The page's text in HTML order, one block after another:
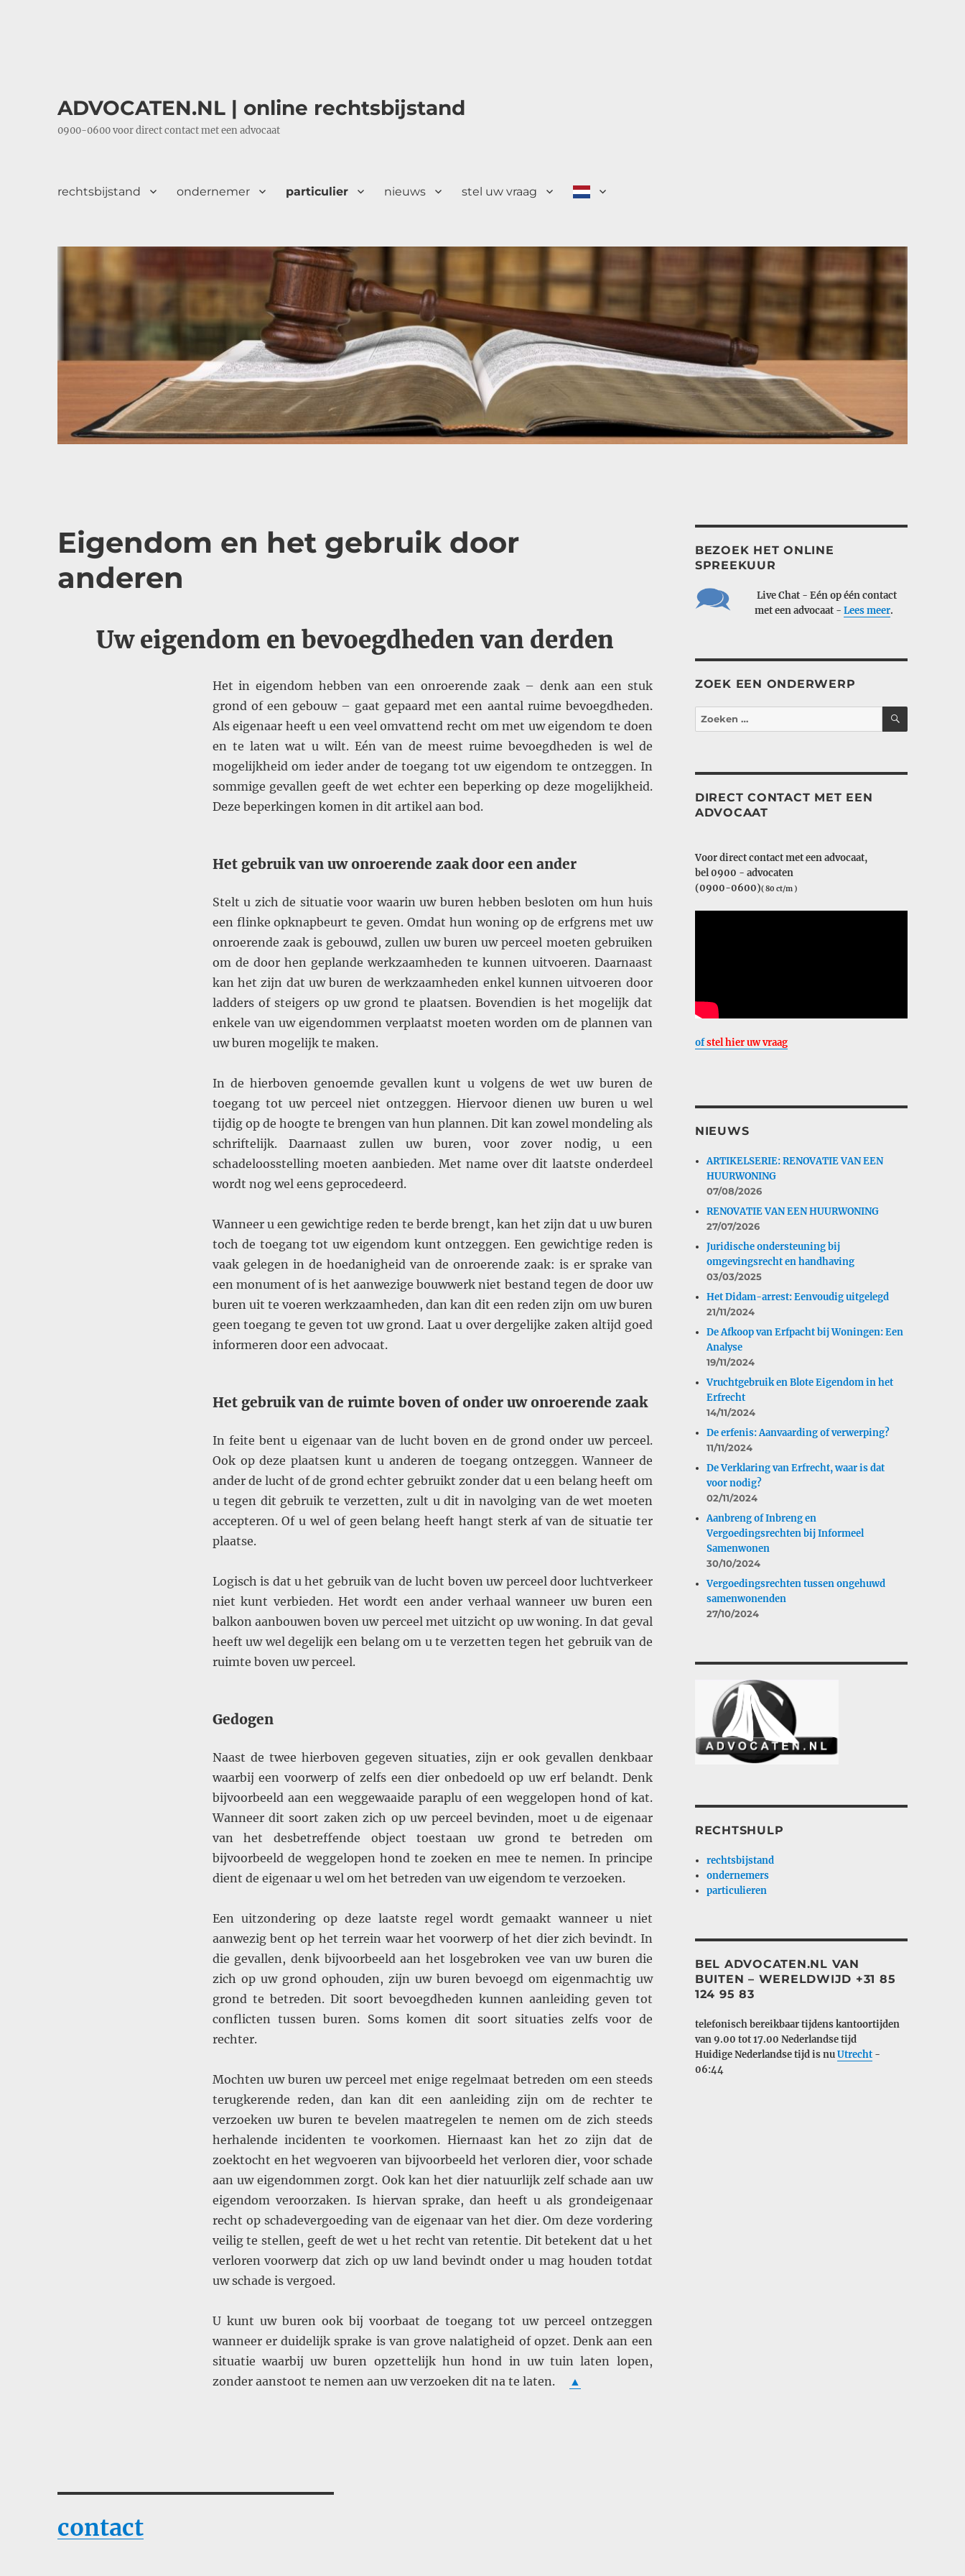
ADVOCATEN.NL | online rechtsbijstand
0900-0600 voor direct contact met een advocaat
rechtsbijstand ondernemer particulier nieuws stel uw vraag
Eigendom en het gebruik door
anderen
Uw eigendom en bevoegdheden van derden
Het in eigendom hebben van een onroerende zaak – denk aan een stuk
grond of een gebouw – gaat gepaard met een aantal ruime bevoegdheden.
Als eigenaar heeft u een veel omvattend recht om met uw eigendom te doen
en te laten wat u wilt. Eén van de meest ruime bevoegdheden is wel de
mogelijkheid om ieder ander de toegang tot uw eigendom te ontzeggen. In
sommige gevallen geeft de wet echter een beperking op deze mogelijkheid.
Deze beperkingen komen in dit artikel aan bod.
Het gebruik van uw onroerende zaak door een ander
Stelt u zich de situatie voor waarin uw buren hebben besloten om hun huis
een flinke opknapbeurt te geven. Omdat hun woning op de erfgrens met uw
onroerende zaak is gebouwd, zullen uw buren uw perceel moeten gebruiken
om de door hen geplande werkzaamheden te kunnen uitvoeren. Daarnaast
kan het zijn dat uw buren de werkzaamheden enkel kunnen uitvoeren door
ladders of steigers op uw grond te plaatsen. Bovendien is het mogelijk dat
enkele van uw eigendommen verplaatst moeten worden om de plannen van
uw buren mogelijk te maken.
In de hierboven genoemde gevallen kunt u volgens de wet uw buren de
toegang tot uw perceel niet ontzeggen. Hiervoor dienen uw buren u wel
tijdig op de hoogte te brengen van hun plannen. Dit kan zowel mondeling als
schriftelijk. Daarnaast zullen uw buren, voor zover nodig, u een
schadeloosstelling moeten aanbieden. Met name over dit laatste onderdeel
wordt nog wel eens geprocedeerd.
Wanneer u een gewichtige reden te berde brengt, kan het zijn dat u uw buren
toch de toegang tot uw eigendom kunt ontzeggen. Een gewichtige reden is
vaak gelegen in de hoedanigheid van de onroerende zaak: is er sprake van
een monument of is het aanwezige bouwwerk niet bestand tegen de door uw
buren uit te voeren werkzaamheden, dan kan dit een reden zijn om uw buren
geen toegang te geven tot uw grond. Laat u over dergelijke zaken altijd goed
informeren door een advocaat.
Het gebruik van de ruimte boven of onder uw onroerende zaak
In feite bent u eigenaar van de lucht boven en de grond onder uw perceel.
Ook op deze plaatsen kunt u anderen de toegang ontzeggen. Wanneer de
ander de lucht of de grond echter gebruikt zonder dat u een belang heeft om
u tegen dit gebruik te verzetten, zult u dit in navolging van de wet moeten
accepteren. Of u wel of geen belang heeft hangt sterk af van de situatie ter
plaatse.
Logisch is dat u het gebruik van de lucht boven uw perceel door luchtverkeer
niet kunt verbieden. Het wordt een ander verhaal wanneer uw buren een
balkon aanbouwen boven uw perceel met uitzicht op uw woning. In dat geval
heeft uw wel degelijk een belang om u te verzetten tegen het gebruik van de
ruimte boven uw perceel.
Gedogen
Naast de twee hierboven gegeven situaties, zijn er ook gevallen denkbaar
waarbij een voorwerp of zelfs een dier onbedoeld op uw erf belandt. Denk
bijvoorbeeld aan een weggewaaide paraplu of een weggelopen hond of kat.
Wanneer dit soort zaken zich op uw perceel bevinden, moet u de eigenaar
van het desbetreffende object toestaan uw grond te betreden om
bijvoorbeeld de weggelopen hond te zoeken en mee te nemen. In principe
dient de eigenaar u wel om het betreden van uw eigendom te verzoeken.
Een uitzondering op deze laatste regel wordt gemaakt wanneer u niet
aanwezig bent op het terrein waar het voorwerp of het dier zich bevindt. In
die gevallen, denk bijvoorbeeld aan het losgebroken vee van uw buren die
zich op uw grond ophouden, zijn uw buren bevoegd om eigenmachtig uw
grond te betreden. Dit soort bevoegdheden kunnen aanleiding geven tot
conflicten tussen buren. Soms komen dit soort situaties zelfs voor de
rechter.
Mochten uw buren uw perceel met enige regelmaat betreden om een steeds
terugkerende reden, dan kan dit een aanleiding zijn om de rechter te
verzoeken uw buren te bevelen maatregelen te nemen om de zich steeds
herhalende incidenten te voorkomen. Hiernaast kan het zo zijn dat de
zoektocht en het wegvoeren van bijvoorbeeld het verloren dier, voor schade
aan uw eigendommen zorgt. Ook kan het dier natuurlijk zelf schade aan uw
eigendom veroorzaken. Is hiervan sprake, dan heeft u als grondeigenaar
recht op schadevergoeding van de eigenaar van het dier. Om deze vordering
veilig te stellen, geeft de wet u het recht van retentie. Dit betekent dat u het
verloren voorwerp dat zich op uw land bevindt onder u mag houden totdat
uw schade is vergoed.
U kunt uw buren ook bij voorbaat de toegang tot uw perceel ontzeggen
wanneer er duidelijk sprake is van grove nalatigheid of opzet. Denk aan een
situatie waarbij uw buren opzettelijk hun hond in uw tuin laten lopen,
zonder aanstoot te nemen aan uw verzoeken dit na te laten.
▲
contact
BEZOEK HET ONLINE
SPREEKUUR
Live Chat - Eén op één contact
met een advocaat - Lees meer.
ZOEK EEN ONDERWERP
Zoeken
naar:
ZOEKEN
DIRECT CONTACT MET EEN
ADVOCAAT
Voor direct contact met een advocaat,
bel 0900 - advocaten
(0900-0600)( 80 ct/m )
ofstel hier uw vraag
NIEUWS
ARTIKELSERIE: RENOVATIE VAN EEN
HUURWONING
07/08/2026
RENOVATIE VAN EEN HUURWONING
27/07/2026
Juridische ondersteuning bij
omgevingsrecht en handhaving
03/03/2025
Het Didam-arrest: Eenvoudig uitgelegd
21/11/2024
De Afkoop van Erfpacht bij Woningen: Een
Analyse
19/11/2024
Vruchtgebruik en Blote Eigendom in het
Erfrecht
14/11/2024
De erfenis: Aanvaarding of verwerping?
11/11/2024
De Verklaring van Erfrecht, waar is dat
voor nodig?
02/11/2024
Aanbreng of Inbreng en
Vergoedingsrechten bij Informeel
Samenwonen
30/10/2024
Vergoedingsrechten tussen ongehuwd
samenwonenden
27/10/2024
RECHTSHULP
rechtsbijstand
ondernemers
particulieren
BEL ADVOCATEN.NL VAN
BUITEN – WERELDWIJD +31 85
124 95 83
telefonisch bereikbaar tijdens kantoortijden
van 9.00 tot 17.00 Nederlandse tijd
Huidige Nederlandse tijd is nuUtrecht-
06:44